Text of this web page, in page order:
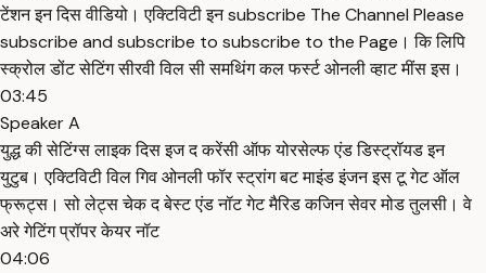
टेंशन इन दिस वीडियो। एक्टिविटी इन subscribe The Channel Please
subscribe and subscribe to subscribe to the Page। कि लिपि
स्क्रोल डोंट सेटिंग सीरवी विल सी समथिंग कल फर्स्ट ओनली व्हाट मींस इस।
03:45
Speaker A
युद्ध की सेटिंग्स लाइक दिस इज द करेंसी ऑफ योरसेल्फ एंड डिस्ट्रॉयड इन
युटुब। एक्टिविटी विल गिव ओनली फॉर स्ट्रांग बट माइंड इंजन इस टू गेट ऑल
फ्रूट्स। सो लेट्स चेक द बेस्ट एंड नॉट गेट मैरिड कजिन सेवर मोड तुलसी। वे
अरे गेटिंग प्रॉपर केयर नॉट
04:06